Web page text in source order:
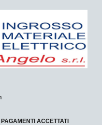
PAGAMENTI ACCETTATI